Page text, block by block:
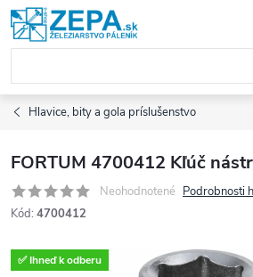
Prejsť
na
obsah
Hlavice, bity a gola príslušenstvo
FORTUM 4700412 Kľúč
Neohodnotené Podrobnosti
Kód: 4700412
✅ Ihneď k odberu